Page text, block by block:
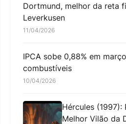
Dortmund, melhor da reta
Leverkusen
11/04/2026
IPCA sobe 0,88% em
combustíveis
10/04/2026
Hércules (1997):
Melhor Vilão da